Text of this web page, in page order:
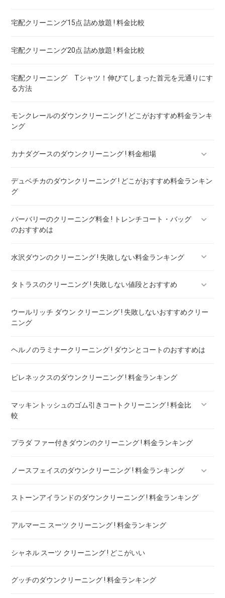
宅配クリーニング15点 詰め放題 ! 料金比較
宅配クリーニング20点 詰め放題 ! 料金比較
宅配クリーニング Tシャツ！伸びてしまった首元を元通りにす
る方法
モンクレールのダウンクリーニング ! どこがおすすめ料金ランキ
ング
カナダグースのダウンクリーニング ! 料金相場
カナダグースのダウンのリペア ! 料金ランキング
デュベチカのダウンクリーニング ! どこがおすすめ料金ランキン
グ
バーバリーのクリーニング料金 ! トレンチコート・バッグ
のおすすめは
バーバリー ダウン クリーニング ! 料金ランキング
水沢ダウンのクリーニング ! 失敗しない料金ランキング
水沢ダウンのリペア ! 料金ランキング
タトラスのクリーニング ! 失敗しない値段とおすすめ
タトラスのダウンのリペア ! 料金ランキング
ウールリッチ ダウン クリーニング ! 失敗しないおすすめクリー
ニング
ヘルノのラミナークリーニング ! ダウンとコートのおすすめは
ピレネックスのダウンクリーニング ! 料金ランキング
マッキントッシュのゴム引きコートクリーニング ! 料金比
較
マッキントッシュフィロソフィー ボンディングコート クリー
プラダ ファー付きダウンのクリーニング ! 料金ランキング
ノースフェイスのダウンクリーニング ! 料金ランキング
ノースフェイスのダウンのリペア ! 料金ランキング
ストーンアイランドのダウンクリーニング ! 料金ランキング
アルマーニ スーツ クリーニング ! 料金ランキング
シャネル スーツ クリーニング ! どこがいい
グッチのダウンクリーニング ! 料金ランキング